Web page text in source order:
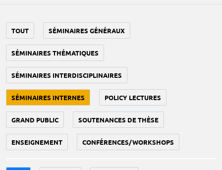
TOUT SÉMINAIRES GÉNÉRAUX
SÉMINAIRES THÉMATIQUES
SÉMINAIRES INTERDISCIPLINAIRES
SÉMINAIRES INTERNES POLICY LECTURES
GRAND PUBLIC SOUTENANCES DE THÈSE
ENSEIGNEMENT CONFÉRENCES/WORKSHOPS